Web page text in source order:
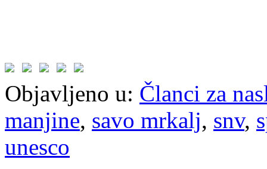
Objavljeno u: Članci za
manjine, savo mrkalj, snv,
unesco